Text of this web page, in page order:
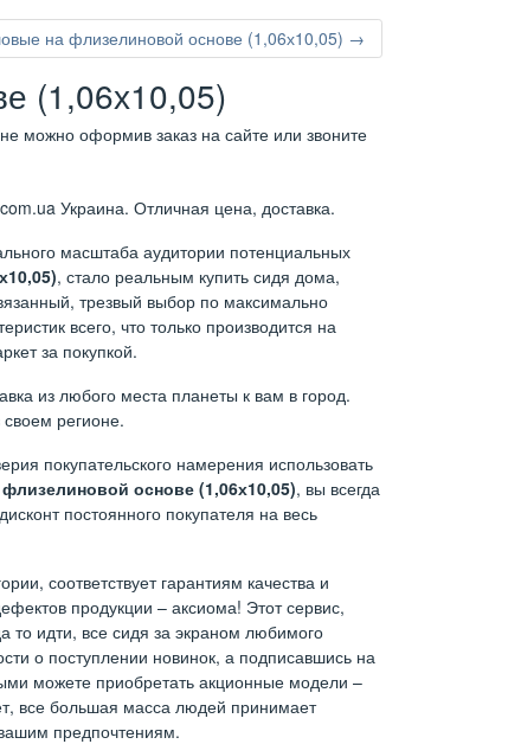
на флизелиновой основе (1,06х10,05) →
(1,06х10,05)
можно оформив заказ на сайте или звоните
Украина. Отличная цена, доставка.
масштаба аудитории потенциальных
, стало реальным купить сидя дома,
трезвый выбор по максимально
всего, что только производится на
за покупкой.
из любого места планеты к вам в город.
регионе.
покупательского намерения использовать
основе (1,06х10,05), вы всегда
постоянного покупателя на весь
соответствует гарантиям качества и
продукции – аксиома! Этот сервис,
то идти, все сидя за экраном любимого
о поступлении новинок, а подписавшись на
можете приобретать акционные модели –
все большая масса людей принимает
предпочтениям.